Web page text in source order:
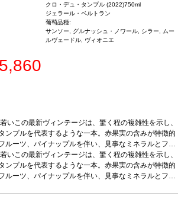
クロ・デュ・タンプル (2022)750ml
ジェラール・ベルトラン
葡萄品種:
サンソー, グルナッシュ・ノワール, シラー, ムー
ルヴェードル, ヴィオニエ
いこの最新ヴィンテージは、驚く程の複雑性を示し、
ンプルを代表するような一本。赤果実の含みが特徴的
ルーツ、パイナップルを伴い、見事なミネラルとフレ
の余韻が口の中でも続き、滑らかでフルボディのワイ
スターやホタテなどと好相性葡萄品種41% サンソー、
、11% シラー、7% ムールヴェードル、3% ヴィオニ
いこの最新ヴィンテージは、驚く程の複雑性を示し、
ンプルを代表するような一本。赤果実の含みが特徴的
ルーツ、パイナップルを伴い、見事なミネラルとフレ